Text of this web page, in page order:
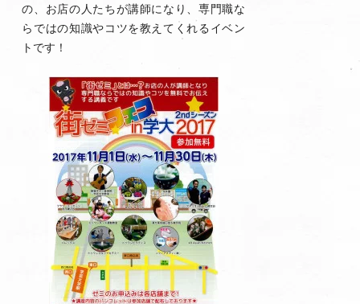
の、お店の人たちが講師になり、専門職な
らではの知識やコツを教えてくれるイベン
トです！